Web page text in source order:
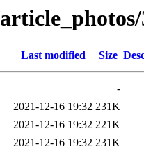
Last modified Size
-
2021-12-16 19:32 231K
2021-12-16 19:32 221K
2021-12-16 19:32 231K